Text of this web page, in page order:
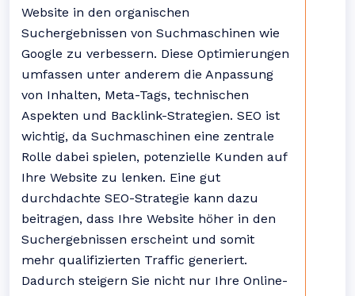
Website in den organischen
Suchergebnissen von Suchmaschinen wie
Google zu verbessern. Diese Optimierungen
umfassen unter anderem die Anpassung
von Inhalten, Meta-Tags, technischen
Aspekten und Backlink-Strategien. SEO ist
wichtig, da Suchmaschinen eine zentrale
Rolle dabei spielen, potenzielle Kunden auf
Ihre Website zu lenken. Eine gut
durchdachte SEO-Strategie kann dazu
beitragen, dass Ihre Website höher in den
Suchergebnissen erscheint und somit
mehr qualifizierten Traffic generiert.
Dadurch steigern Sie nicht nur Ihre Online-